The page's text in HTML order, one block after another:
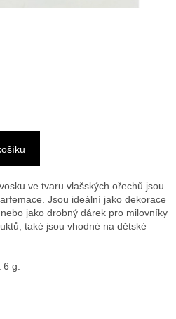
ve tvaru vlašských ořechů jsou
Jsou ideální jako dekorace
jako drobný dárek pro milovníky
také jsou vhodné na dětské
6 g.